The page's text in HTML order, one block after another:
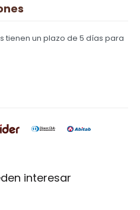
tienen un plazo de 5 días para
interesar